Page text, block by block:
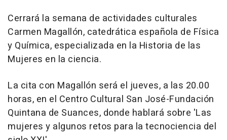
Cerrará la semana de actividades culturales
Carmen Magallón, catedrática española de Física
y Química, especializada en la Historia de las
Mujeres en la ciencia.
La cita con Magallón será el jueves, a las 20.00
horas, en el Centro Cultural San José-Fundación
Quintana de Suances, donde hablará sobre 'Las
mujeres y algunos retos para la tecnociencia del